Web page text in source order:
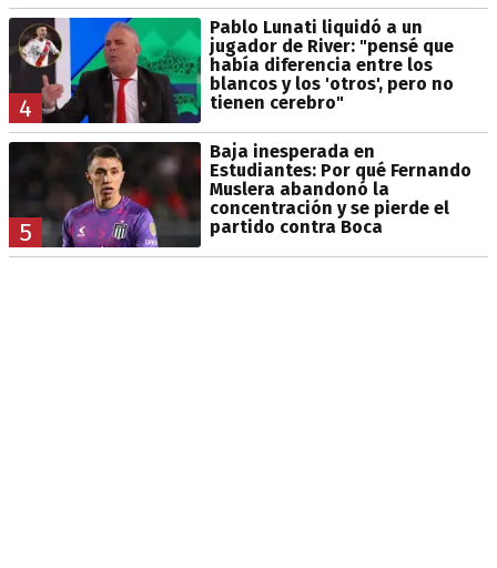
4
Pablo Lunati liquidó a un
jugador de River: "pensé que
había diferencia entre los
blancos y los 'otros', pero no
tienen cerebro"
5
Baja inesperada en
Estudiantes: Por qué Fernando
Muslera abandonó la
concentración y se pierde el
partido contra Boca